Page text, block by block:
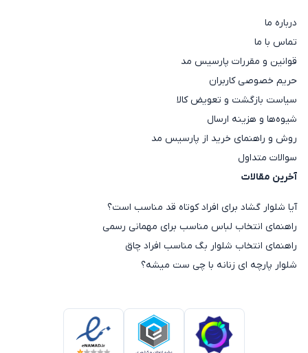
درباره ما
تماس با ما
قوانین و مقررات پارسیس مد
حریم خصوصی کاربران
سیاست بازگشت و تعویض کالا
شیوه‌ها و هزینه ارسال
روش و راهنمای خرید از پارسیس مد
سوالات متداول
آخرین مقالات
آیا شلوار گشاد برای افراد کوتاه قد مناسب است؟
راهنمای انتخاب لباس مناسب برای مهمانی رسمی
راهنمای انتخاب شلوار بگ مناسب افراد چاق
شلوار پارچه ای زنانه با چی ست میشه؟